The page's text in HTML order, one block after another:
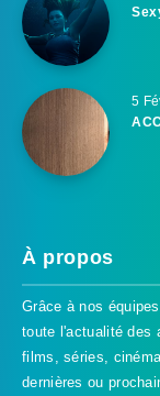
5
À propos
Grâce à nos
toute l'actualité des
films, séries,
dernières ou